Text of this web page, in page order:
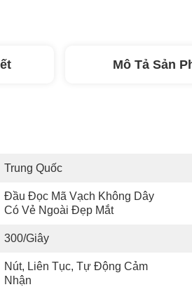
Mô Tả Sản
Trung Quốc
Đầu Đọc Mã Vạch Không Dây
Có Vẻ Ngoài Đẹp Mắt
300/giây
Nút, Liên Tục, Tự Động Cảm
Nhận